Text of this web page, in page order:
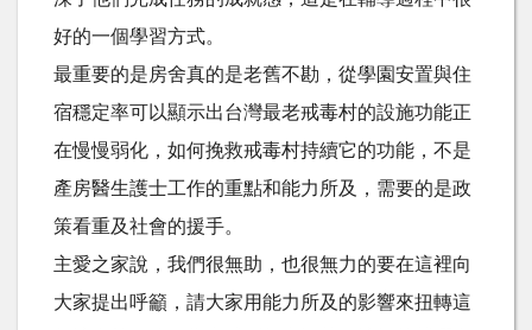
好的一個學習方式。
最重要的是房舍真的是老舊不勘，從學園安置與住
宿穩定率可以顯示出台灣最老戒毒村的設施功能正
在慢慢弱化，如何挽救戒毒村持續它的功能，不是
產房醫生護士工作的重點和能力所及，需要的是政
策看重及社會的援手。
主愛之家說，我們很無助，也很無力的要在這裡向
大家提出呼籲，請大家用能力所及的影響來扭轉這